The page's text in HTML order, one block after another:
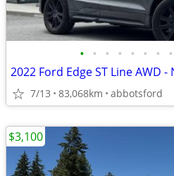
• • • • • • • •
7/13 83,068km abbotsford
$3,100